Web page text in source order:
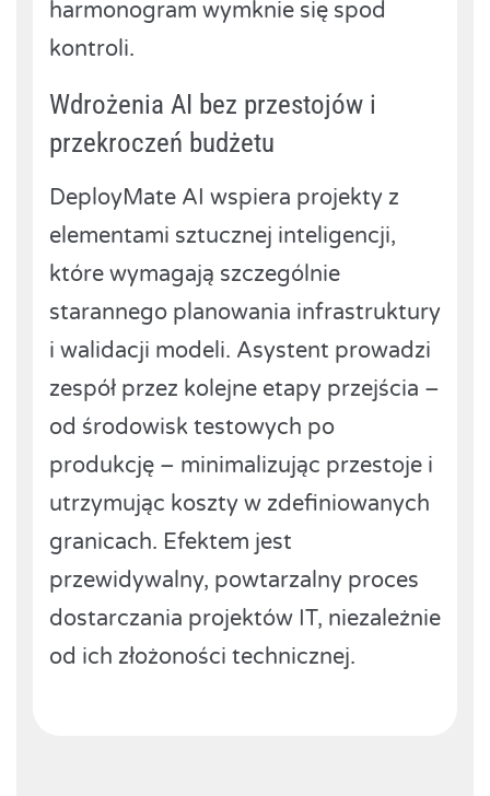
harmonogram wymknie się spod
kontroli.
Wdrożenia AI bez przestojów i
przekroczeń budżetu
DeployMate AI wspiera projekty z
elementami sztucznej inteligencji,
które wymagają szczególnie
starannego planowania infrastruktury
i walidacji modeli. Asystent prowadzi
zespół przez kolejne etapy przejścia –
od środowisk testowych po
produkcję – minimalizując przestoje i
utrzymując koszty w zdefiniowanych
granicach. Efektem jest
przewidywalny, powtarzalny proces
dostarczania projektów IT, niezależnie
od ich złożoności technicznej.